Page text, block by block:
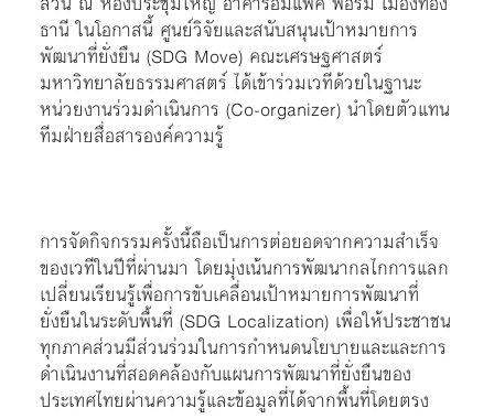
ธานี ในโอกาสนี้ ศูนย์วิจัยและสนับสนุนเป้าหมายการ
พัฒนาที่ยั่งยืน (SDG Move) คณะเศรษฐศาสตร์
มหาวิทยาลัยธรรมศาสตร์ ได้เข้าร่วมเวทีด้วยในฐานะ
หน่วยงานร่วมดำเนินการ (Co-organizer) นำโดยตัวแทน
ทีมฝ่ายสื่อสารองค์ความรู้
การจัดกิจกรรมครั้งนี้ถือเป็นการต่อยอดจากความสำเร็จ
ของเวทีในปีที่ผ่านมา โดยมุ่งเน้นการพัฒนากลไกการแลก
เปลี่ยนเรียนรู้เพื่อการขับเคลื่อนเป้าหมายการพัฒนาที่
ยั่งยืนในระดับพื้นที่ (SDG Localization) เพื่อให้ประชาชน
ทุกภาคส่วนมีส่วนร่วมในการกำหนดนโยบายและและการ
ดำเนินงานที่สอดคล้องกับแผนการพัฒนาที่ยั่งยืนของ
ประเทศไทยผ่านความรู้และข้อมูลที่ได้จากพื้นที่โดยตรง